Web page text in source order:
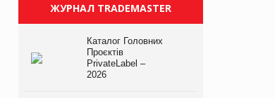
ЖУРНАЛ TRADEMASTER
Каталог Головних
Проєктів
PrivateLabel –
2026